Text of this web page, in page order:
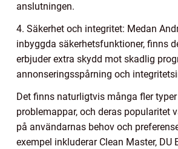
anslutningen.
4. Säkerhet och integritet: Medan
inbyggda säkerhetsfunktioner, finns
erbjuder extra skydd mot skadlig
annonseringsspårning och
Det finns naturligtvis många fler
problemappar, och deras popularitet
på användarnas behov och
exempel inkluderar Clean Master, DU